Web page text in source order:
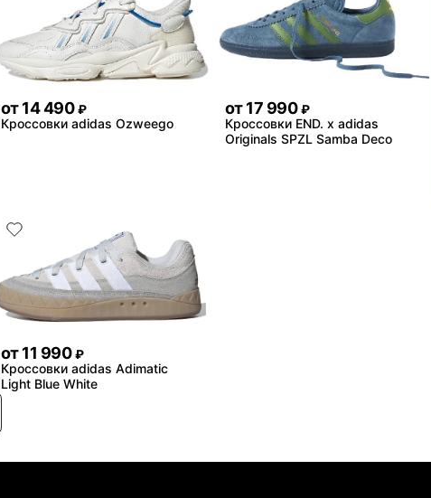
от14 490 ₽
Кроссовки adidas Ozweego
от17 990 ₽
Кроссовки END. x adidas
Originals SPZL Samba Deco
от11 990 ₽
Кроссовки adidas Adimatic
Light Blue White